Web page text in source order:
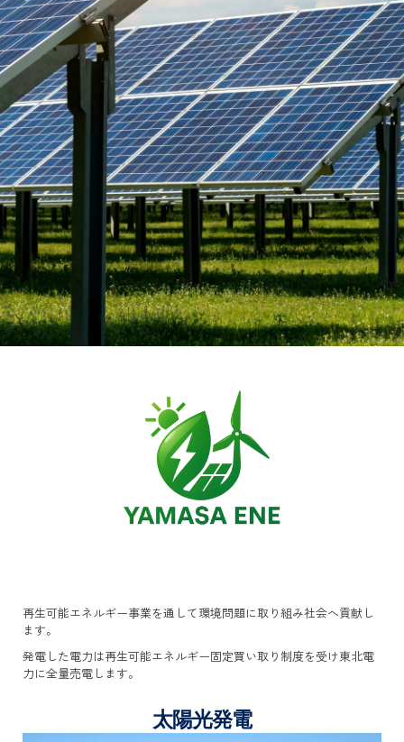
再生可能エネルギー事業を通して環境問題に取り組み社会へ貢献し
ます。
発電した電力は再生可能エネルギー固定買い取り制度を受け東北電
力に全量売電します。
太陽光発電